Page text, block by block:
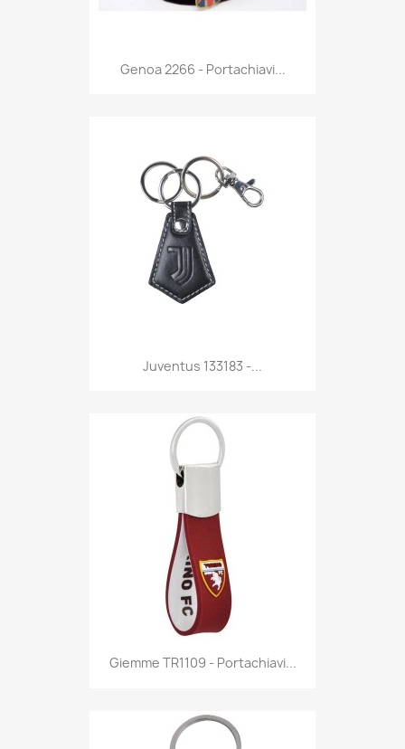
Anteprima
Genoa 2266 - Portachiavi...
Anteprima
Juventus 133183 -...
Anteprima
Giemme TR1109 - Portachiavi...